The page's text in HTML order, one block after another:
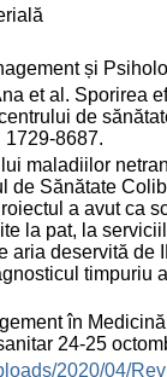
și
et al. Sporirea
de
1729-8687.
maladiilor
de Sănătate
a avut ca
la pat, la
aria deservită
timpuriu
în
24-25
2020/04/